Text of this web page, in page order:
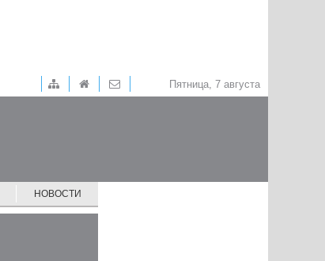
Пятница, 7 августа
НОВОСТИ